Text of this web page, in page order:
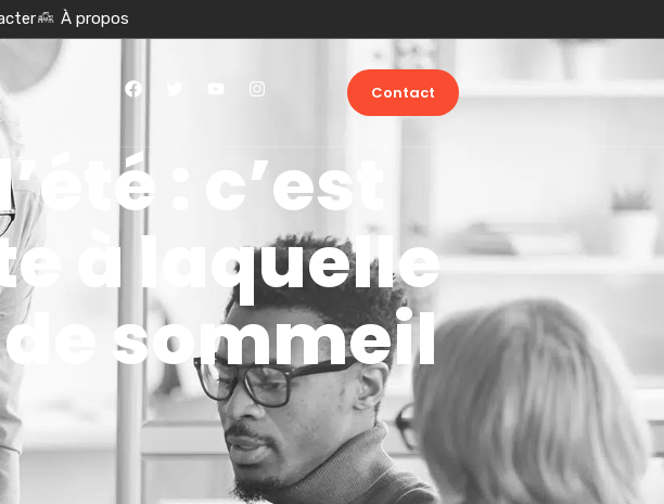
À propos
Contact
: c’est
à laquelle
sommeil